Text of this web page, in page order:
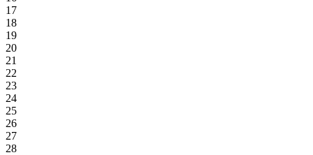
17
18
19
20
21
22
23
24
25
26
27
28